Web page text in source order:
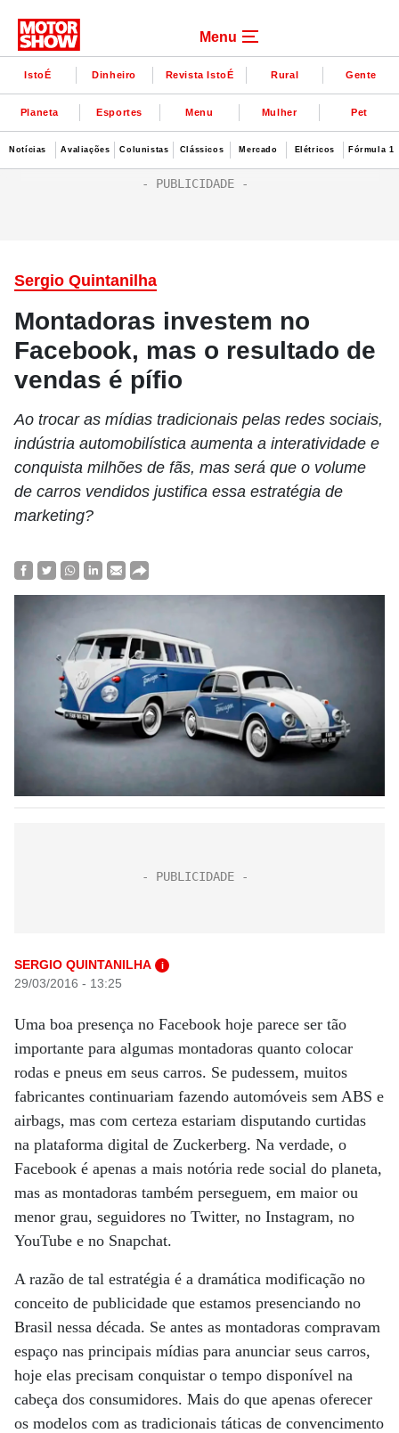
Menu
IstoÉ Dinheiro Revista IstoÉ Rural Gente
Planeta Esportes Menu Mulher Pet
Notícias Avaliações Colunistas Clássicos Mercado Elétricos Fórmula 1
Sergio Quintanilha
Montadoras investem no
Facebook, mas o resultado de
vendas é pífio
Ao trocar as mídias tradicionais pelas redes sociais,
indústria automobilística aumenta a interatividade e
conquista milhões de fãs, mas será que o volume
de carros vendidos justifica essa estratégia de
marketing?
SERGIO QUINTANILHA i
29/03/2016 - 13:25
Uma boa presença no Facebook hoje parece ser tão
importante para algumas montadoras quanto colocar
rodas e pneus em seus carros. Se pudessem, muitos
fabricantes continuariam fazendo automóveis sem ABS e
airbags, mas com certeza estariam disputando curtidas
na plataforma digital de Zuckerberg. Na verdade, o
Facebook é apenas a mais notória rede social do planeta,
mas as montadoras também perseguem, em maior ou
menor grau, seguidores no Twitter, no Instagram, no
YouTube e no Snapchat.
A razão de tal estratégia é a dramática modificação no
conceito de publicidade que estamos presenciando no
Brasil nessa década. Se antes as montadoras compravam
espaço nas principais mídias para anunciar seus carros,
hoje elas precisam conquistar o tempo disponível na
cabeça dos consumidores. Mais do que apenas oferecer
os modelos com as tradicionais táticas de convencimento